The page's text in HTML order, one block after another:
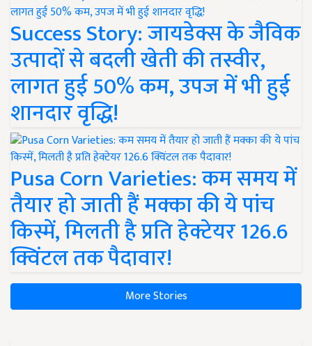
Success Story: जायडेक्स के जैविक
उत्पादों से बदली खेती की तस्वीर,
लागत हुई 50% कम, उपज में भी हुई
शानदार वृद्धि!
Pusa Corn Varieties: कम समय में
तैयार हो जाती हैं मक्का की ये पांच
किस्में, मिलती है प्रति हेक्टेयर 126.6
क्विंटल तक पैदावार!
More Stories